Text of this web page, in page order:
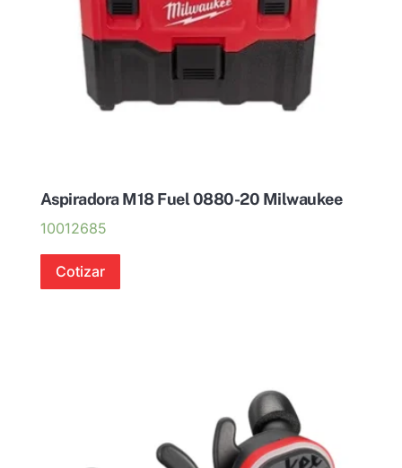
Aspiradora M18 Fuel 0880-20 Milwaukee
10012685
Cotizar